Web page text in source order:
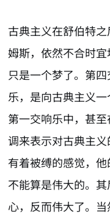
古典主义在舒伯特
姆斯，依然不合时
只是一个梦了。第
乐，是向古典主义
第一交响乐中，甚
调来表示对古典主
有着被缚的感觉，
不能算是伟大的。
心，反而伟大了。